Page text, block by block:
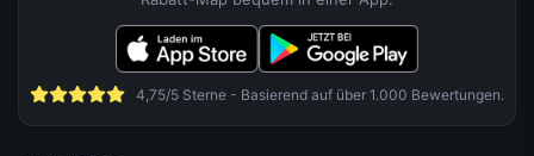
4,75/5 Sterne - Basierend auf über 1.000 Bewertungen.